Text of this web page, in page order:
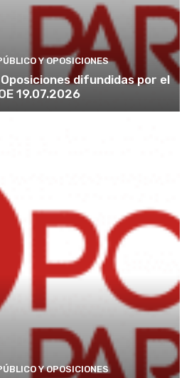
Y OPOSICIONES
difundidas por el
19.07.2026
Y OPOSICIONES